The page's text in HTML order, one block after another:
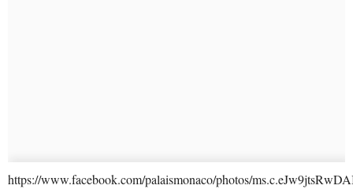
https://www.facebook.com/palaismonaco/photos/